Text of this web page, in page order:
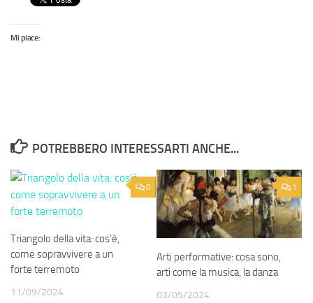
Mi piace:
POTREBBERO INTERESSARTI ANCHE...
0
Triangolo della vita: cos’è,
come sopravvivere a un
forte terremoto
11/09/2024
1
Arti performative: cosa sono,
arti come la musica, la danza
03/05/2024